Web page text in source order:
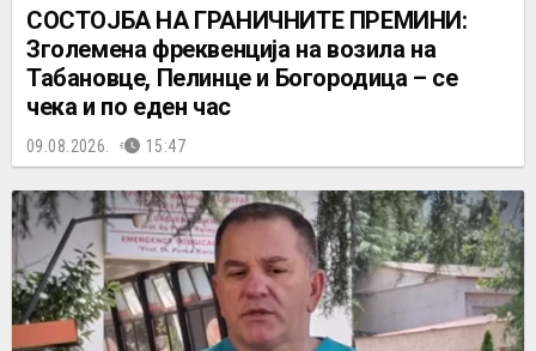
СОСТОЈБА НА ГРАНИЧНИТЕ ПРЕМИНИ:
Зголемена фреквенција на возила на
Табановце, Пелинце и Богородица – се
чека и по еден час
09.08.2026. 15:47